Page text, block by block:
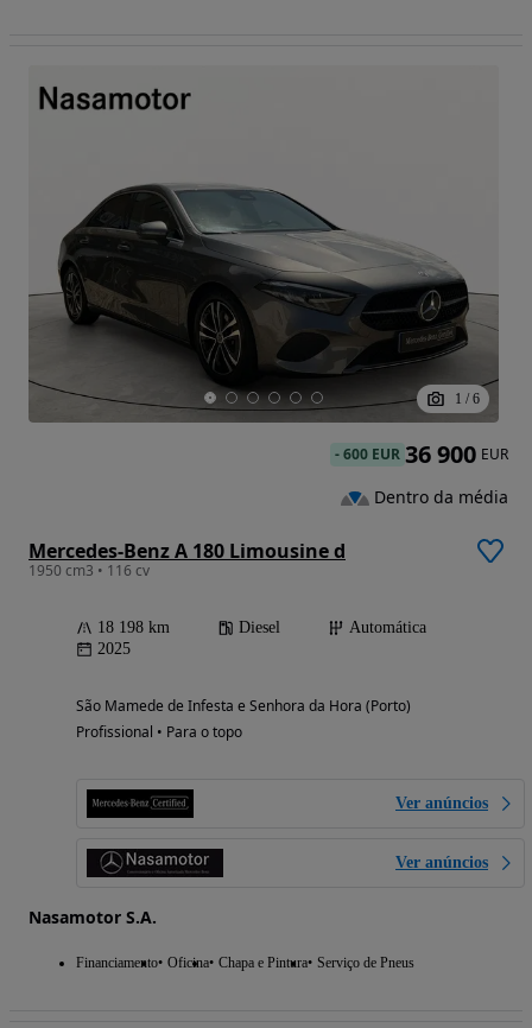
1 / 6
Mercedes-Benz A 180 Limousine d
1950 cm3 • 116 cv
18 198 km Diesel
Automática
2025
São Mamede de Infesta e Senhora da Hora (Porto)
Profissional • Para o topo
Ver anúncios
Ver anúncios
Nasamotor S.A.
Financiamento Oficina Chapa e Pintura Serviço de Pneus
-600 EUR 36 900 EUR
Dentro da média